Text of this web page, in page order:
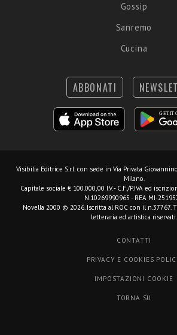
Gossip
Sanremo
Cucina
ABBONATI
Visibilia Editrice S.r.l. con sede in Via Privata
Milano.
Capitale sociale € 100.000,00 I.V. - C.F./P.IVA ed
N.10269990965 - REA MI-
Novella 2000 © 2026. Iscritta al ROC con il
letteraria ed artistica riservati.
CONTATTI
PRIVACY E COOKIES
IMPOSTAZIONI COOKIE
TORNA SU